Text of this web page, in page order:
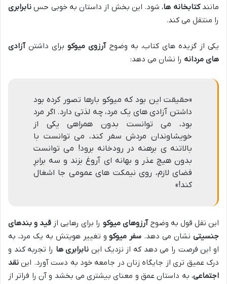
مانندکتابخانه ها، شود. این بخش از داستان به خوبی حس نابرابری
را منتقل می کند.
یکی از گزیده های کتاب، به وضوحآرزوی میوکو برای داشتنآزادی
های مردانه را نشان می دهد:
«حقیقت این بود که میوکو بارها تصور کرده بود
داشتن آزادی های یک مرد، چه لذتی دارد. اگر مرد
بود، می توانست بدون همراهی یکی از
خویشاوندان مردش سفر کند، می توانست با
بالاتنه ی برهنه در رودخانه برود! می توانست
بدون هیچ عذر و بهانه ای آروغ بزند و سه برابرِ
فضای لازم، روی نیمکت های عمومی جا اشغال
کند!»
این نقل قول به وضوحآرزوهای میوکو را برای رهایی از قید و بندهای
جنسیتینشان می دهد. سفر میوکوو تغییر هویتش به یک مرد، به
او این فرصت را می دهد که از نزدیک این نابرابری ها را تجربه کند و
درک عمیق تری از جایگاه زنان در جامعه خود به دست آورد. این نقد
اجتماعی، به داستان عمق و معنای بیشتری می بخشد و آن را فراتر از